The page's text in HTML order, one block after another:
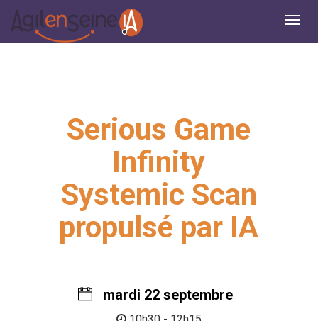
Serious Game
Infinity
Systemic Scan
propulsé par IA
mardi 22 septembre